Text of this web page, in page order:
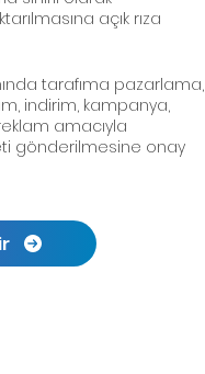
açık rıza
tarafıma pazarlama,
indirim, kampanya,
amacıyla
gönderilmesine onay